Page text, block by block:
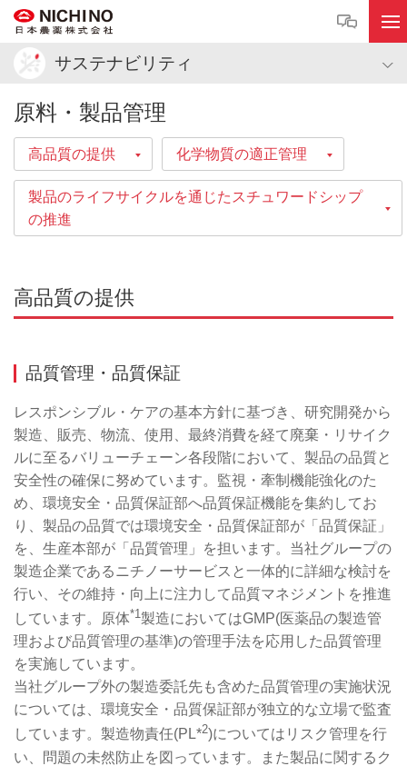
サステナビリティ
原料・製品管理
高品質の提供 化学物質の適正管理
製品のライフサイクルを通じたスチュワードシップ
の推進
高品質の提供
品質管理・品質保証
レスポンシブル・ケアの基本方針に基づき、研究開発から
製造、販売、物流、使用、最終消費を経て廃棄・リサイク
ルに至るバリューチェーン各段階において、製品の品質と
安全性の確保に努めています。監視・牽制機能強化のた
め、環境安全・品質保証部へ品質保証機能を集約してお
り、製品の品質では環境安全・品質保証部が「品質保証」
を、生産本部が「品質管理」を担います。当社グループの
製造企業であるニチノーサービスと一体的に詳細な検討を
行い、その維持・向上に注力して品質マネジメントを推進
しています。原体*1製造においてはGMP(医薬品の製造管
理および品質管理の基準)の管理手法を応用した品質管理
を実施しています。
当社グループ外の製造委託先も含めた品質管理の実施状況
については、環境安全・品質保証部が独立的な立場で監査
しています。製造物責任(PL*2)についてはリスク管理を行
い、問題の未然防止を図っています。また製品に関するク